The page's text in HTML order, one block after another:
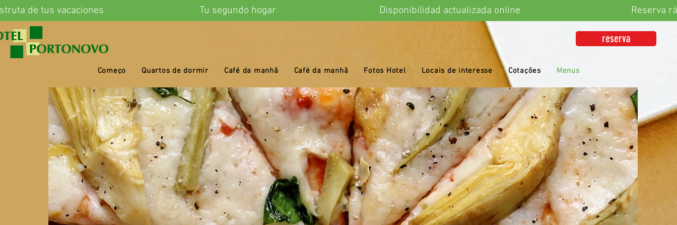
Distruta de tus vacaciones Tu segundo hogar Disponibilidad actualizada online
reserva
Começo Quartos de dormir Café da manhã Café da manhã Fotos Hotel Locais de interesse Cotações Menus